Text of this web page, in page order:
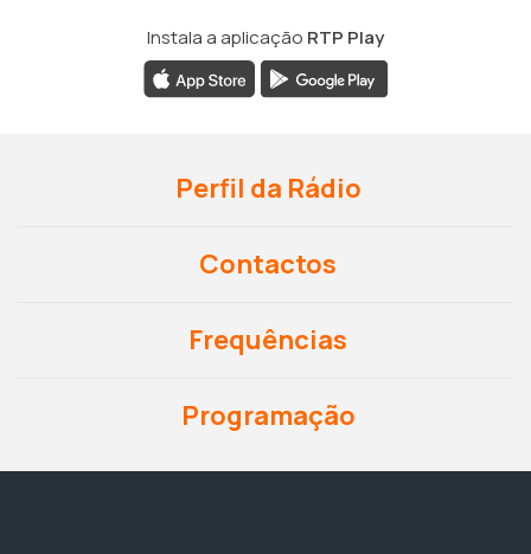
Instala a aplicação RTP Play
Perfil da Rádio
Contactos
Frequências
Programação